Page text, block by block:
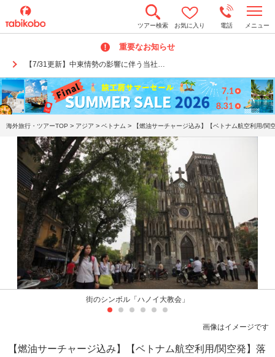
ツアー検索 お気に入り 電話 メニュー
重要なお知らせ
【7/31更新】中東情勢の影響に伴う当社…
o
n
a
v
i
g
a
t
i
海外旅行・ツアーTOP > アジア > ベトナム > 【燃油サーチャージ込み】【ベトナム航空利用/
街のシンボル「ハノイ大教会」
画像はイメージです
【燃油サーチャージ込み】【ベトナム航空利用/関空発】落